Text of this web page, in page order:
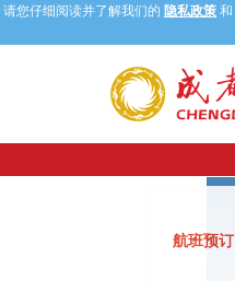
请您仔细阅读并了解我们的 隐私政策 和
航班预订